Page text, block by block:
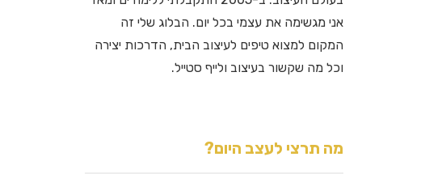
אני מגשימה את עצמי בכל יום. הבלוג שלי זה
המקום למצוא טיפים לעיצוב הבית, הדרכות יצירה
וכל מה שקשור בעיצוב ולייף סטייל.
מה תרצי לעצב היום?